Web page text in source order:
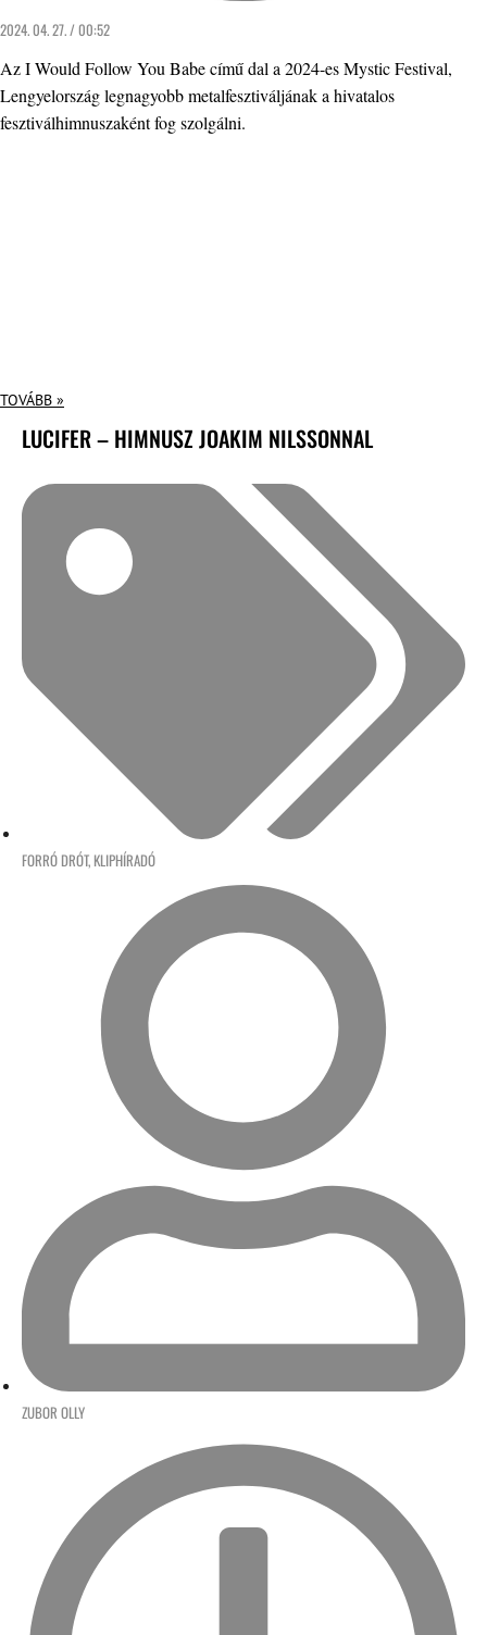
2024. 04. 27. / 00:52
Az I Would Follow You Babe című dal a 2024-es Mystic Festival,
Lengyelország legnagyobb metalfesztiváljának a hivatalos
fesztiválhimnuszaként fog szolgálni.
TOVÁBB »
LUCIFER – HIMNUSZ JOAKIM NILSSONNAL
FORRÓ DRÓT, KLIPHÍRADÓ
ZUBOR OLLY